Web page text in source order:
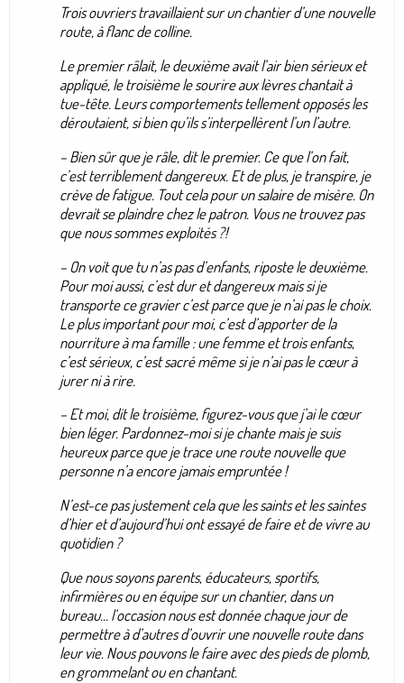
Trois ouvriers travaillaient sur un chantier d’une nouvelle
route, à flanc de colline.
Le premier râlait, le deuxième avait l’air bien sérieux et
appliqué, le troisième le sourire aux lèvres chantait à
tue-tête. Leurs comportements tellement opposés les
déroutaient, si bien qu’ils s’interpellèrent l’un l’autre.
– Bien sûr que je râle, dit le premier. Ce que l’on fait,
c’est terriblement dangereux. Et de plus, je transpire, je
crève de fatigue. Tout cela pour un salaire de misère. On
devrait se plaindre chez le patron. Vous ne trouvez pas
que nous sommes exploités ?!
– On voit que tu n’as pas d’enfants, riposte le deuxième.
Pour moi aussi, c’est dur et dangereux mais si je
transporte ce gravier c’est parce que je n’ai pas le choix.
Le plus important pour moi, c’est d’apporter de la
nourriture à ma famille : une femme et trois enfants,
c’est sérieux, c’est sacré même si je n’ai pas le cœur à
jurer ni à rire.
– Et moi,dit le troisième,figurez-vous que j’ai le cœur
bien léger. Pardonnez-moi si je chante mais je suis
heureux parce que je trace une route nouvelle que
personne n’a encore jamais empruntée !
N’est-ce pas justement cela que les saints et les saintes
d’hier et d’aujourd’hui ont essayé de faire et de vivre au
quotidien ?
Que nous soyons parents, éducateurs, sportifs,
infirmières ou en équipe sur un chantier, dans un
bureau... l’occasion nous est donnée chaque jour de
permettre à d’autres d’ouvrir une nouvelle route dans
leur vie. Nous pouvons le faire avec des pieds de plomb,
en grommelant ou en chantant.